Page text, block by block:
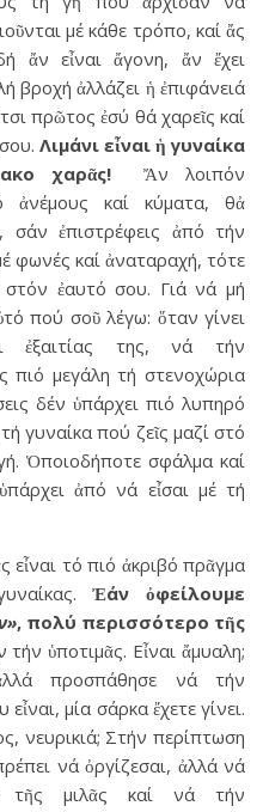
μέ κάθε τρόπο, καί ἄς
ἄν εἶναι ἄγονη, ἄν ἔχει
βροχή ἀλλάζει ἡ ἐπιφάνειά
πρῶτος ἐσύ θά χαρεῖς καί
Λιμάνι εἶναι ἡ γυναίκα
χαρᾶς!Ἄν λοιπόν
ἀνέμους καί κύματα, θἀ
σάν ἐπιστρέφεις ἀπό τήν
φωνές καί ἀναταραχή, τότε
στόν ἐαυτό σου. Γιά νά μή
πού σοῦ λέγω: ὅταν γίνει
ἐξαιτίας της, νά τήν
πιό μεγάλη τή στενοχώρια
δέν ὑπάρχει πιό λυπηρό
γυναίκα πού ζεῖς μαζί στό
Ὁποιοδήποτε σφάλμα καί
ἀπό νά εἶσαι μέ τή
εἶναι τό πιό ἀκριβό πρᾶγμα
Ἐάν ὀφείλουμε
, πολύ περισσότερο τῆς
ὑποτιμᾶς. Εἶναι ἄμυαλη;
προσπάθησε νά τήν
μία σάρκα ἔχετε γίνει.
νευρικιά; Στήν περίπτωση
νά ὀργίζεσαι, ἀλλά νά
τῆς μιλᾶς καί νά τήν